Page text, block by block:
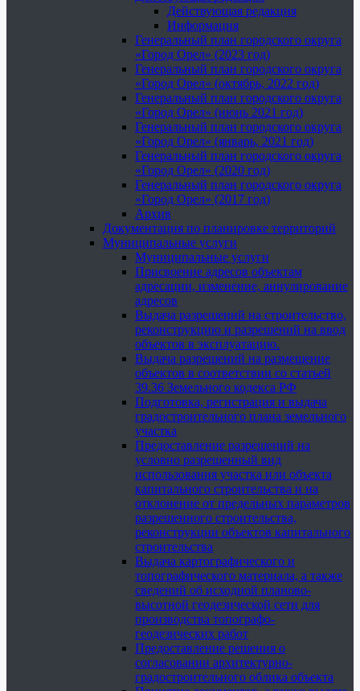
Действующая редакция
Информация
Генеральный план городского округа
«Город Орел» (2023 год)
Генеральный план городского округа
«Город Орел» (октябрь, 2022 год)
Генеральный план городского округа
«Город Орел» (июнь 2021 год)
Генеральный план городского округа
«Город Орел» (январь, 2021 год)
Генеральный план городского округа
«Город Орел» (2020 год)
Генеральный план городского округа
«Город Орел» (2017 год)
Архив
Документация по планировке территорий
Муниципальные услуги
Муниципальные услуги
Присвоение адресов объектам
адресации, изменение, аннулирование
адресов
Выдача разрешений на строительство,
реконструкцию и разрешений на ввод
объектов в эксплуатацию.
Выдача разрешений на размещение
объектов в соответствии со статьей
39.36 Земельного кодекса РФ
Подготовка, регистрация и выдача
градостроительного плана земельного
участка
Предоставление разрешений на
условно разрешенный вид
использования участка или объекта
капитального строительства и на
отклонение от предельных параметров
разрешенного строительства,
реконструкции объектов капитального
строительства
Выдача картографического и
топографического материала, а также
сведений об исходной планово-
высотной геодезической сети для
производства топографо-
геодезических работ
Предоставление решения о
согласовании архитектурно-
градостроительного облика объекта